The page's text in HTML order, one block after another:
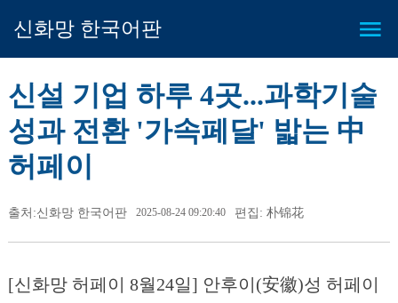
신화망 한국어판
신설 기업 하루 4곳...과학기술
성과 전환 '가속페달' 밟는 中
허페이
출처:신화망 한국어판 2025-08-24 09:20:40 편집: 朴锦花
[신화망 허페이 8월24일] 안후이(安徽)성 허페이